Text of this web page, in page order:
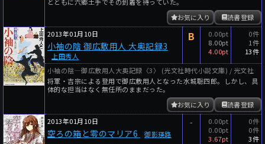
読書登録
お気に入り
2013年01月10日
小袖の陰 御広敷用人 大奥記録3
上田秀人
B
0.00pt
8.00pt
4.00pt
0件
1件
13件
小袖の陰―御広敷用人大奥記録〈3〉 (光文社時代小説文庫) / 光文社
将軍・吉宗による登用で御広敷用人となった水城聡四郎。しかし、具
体的な担当はなく無任所のままだった。
読書登録
お気に入り
2013年01月10日
空ろの箱と零のマリア6 御影瑛路
-
0.00pt
0.00pt
3.67pt
0件
0件
3件